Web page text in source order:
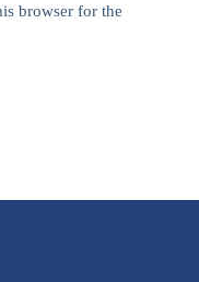
browser for the